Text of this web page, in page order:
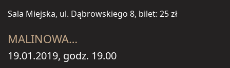
Sala Miejska, ul. Dąbrowskiego 8, bilet: 25 zł
MALINOWA…
19.01.2019, godz. 19.00